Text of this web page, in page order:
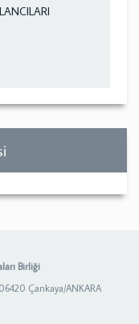
Birliği
Çankaya/ANKARA